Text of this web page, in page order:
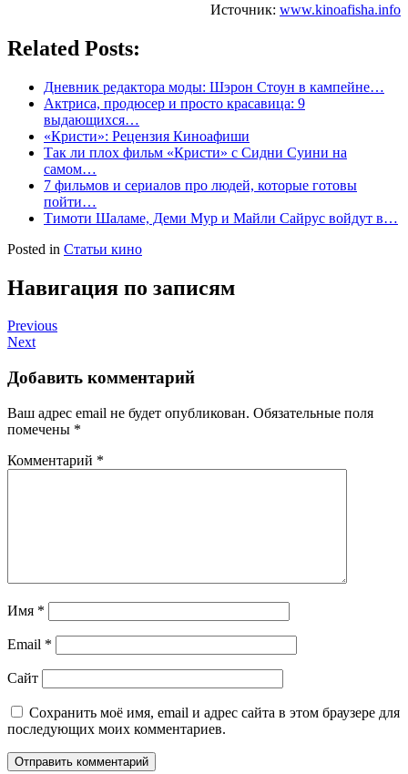
Источник: www.kinoafisha.info
Related Posts:
Дневник редактора моды: Шэрон Стоун в кампейне…
Актриса, продюсер и просто красавица: 9
выдающихся…
«Кристи»: Рецензия Киноафиши
Так ли плох фильм «Кристи» с Сидни Суини на
самом…
7 фильмов и сериалов про людей, которые готовы
пойти…
Тимоти Шаламе, Деми Мур и Майли Сайрус войдут в…
Posted in Статьи кино
Навигация по записям
Previous
Next
Добавить комментарий
Ваш адрес email не будет опубликован. Обязательные поля
помечены *
Комментарий *
Имя *
Email *
Сайт
Сохранить моё имя, email и адрес сайта в этом браузере для
последующих моих комментариев.